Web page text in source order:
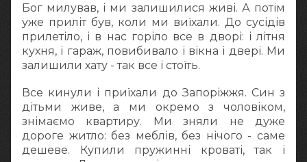
Бог милував, і ми залишилися живі. А потім
уже приліт був, коли ми виїхали. До сусідів
прилетіло, і в нас горіло все в дворі: і літня
кухня, і гараж, повибивало і вікна і двері. Ми
залишили хату - так все і стоїть.
Все кинули і приїхали до Запоріжжя. Син з
дітьми живе, а ми окремо з чоловіком,
знімаємо квартиру. Ми зняли не дуже
дороге житло: без меблів, без нічого - саме
дешеве. Купили пружинні кроваті, так і